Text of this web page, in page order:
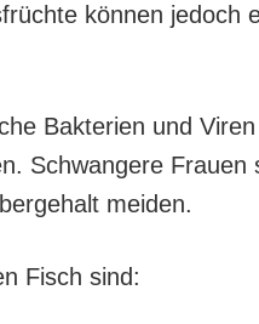
können jedoch
Bakterien und
Schwangere Frauen
meiden.
Fisch sind: